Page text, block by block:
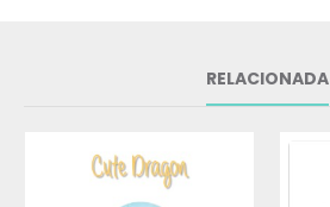
RELACIONADA